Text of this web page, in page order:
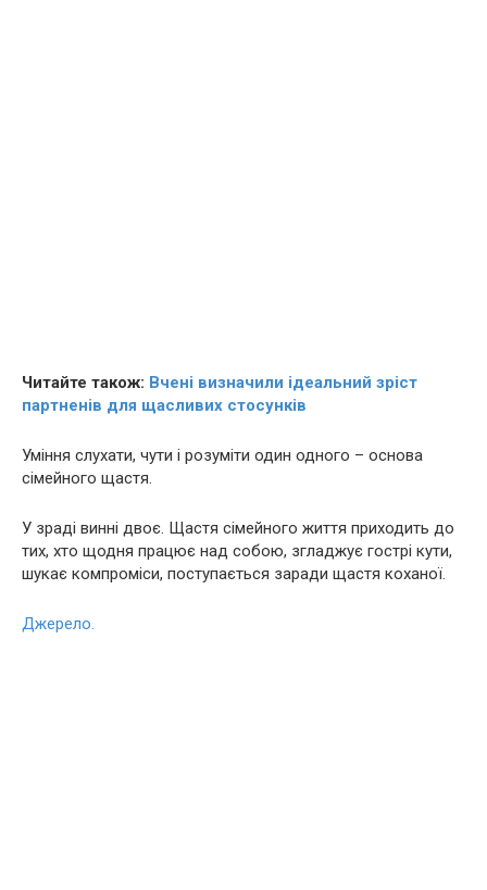
Читайте також: Вчені визначили ідеальний зріст
партненів для щасливих стосунків
Уміння слухати, чути і розуміти один одного – основа
сімейного щастя.
У зраді винні двоє. Щастя сімейного життя приходить до
тих, хто щодня працює над собою, згладжує гострі кути,
шукає компроміси, поступається заради щастя коханої.
Джерело.